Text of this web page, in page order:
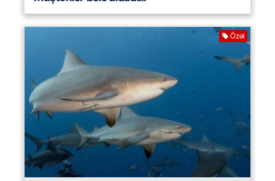
Özəl